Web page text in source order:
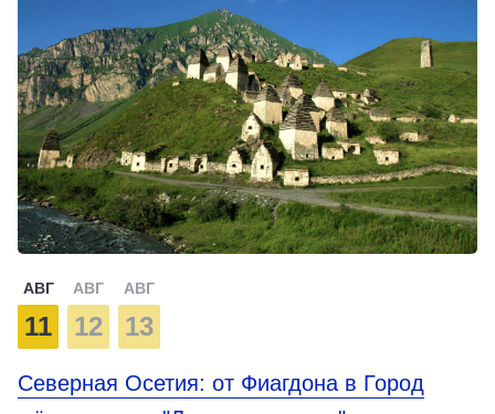
АВГ
11
АВГ
12
АВГ
13
Северная Осетия: от Фиагдона в Город